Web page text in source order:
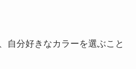
自分好きなカラーを選ぶこと